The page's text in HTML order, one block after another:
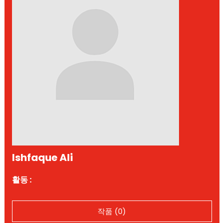
Ishfaque Ali
활동 :
작품 (0)